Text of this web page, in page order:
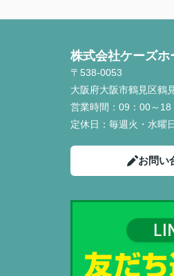
株式会社ケーズホ
〒538-0053
大阪府大阪市鶴見区鶴
営業時間： 09：00～18
定休日： 毎週火・水曜
お問い